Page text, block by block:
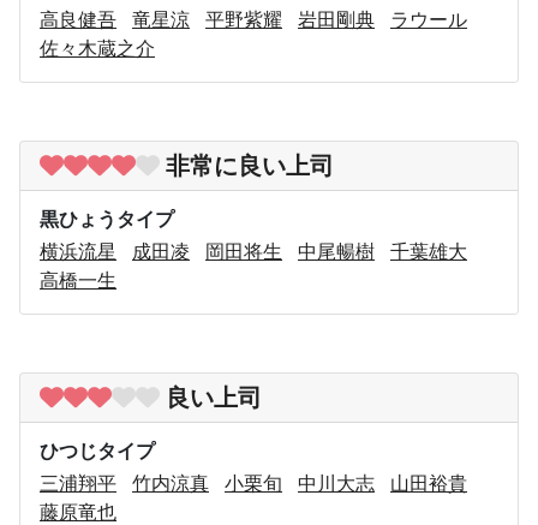
高良健吾
竜星涼 平野紫耀 岩田剛典
ラウール
佐々木蔵之介
非常に良い上司
黒ひょうタイプ
横浜流星
成田凌 岡田将生 中尾暢樹
千葉雄大
高橋一生
良い上司
ひつじタイプ
三浦翔平
竹内涼真 小栗旬 中川大志
山田裕貴
藤原竜也